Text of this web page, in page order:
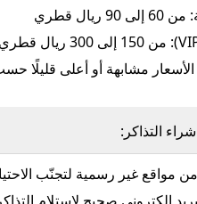
قطري
مشابهة أو أعلى قليلًا
التذاكر:
من مواقع غير رسمية لتجنّب